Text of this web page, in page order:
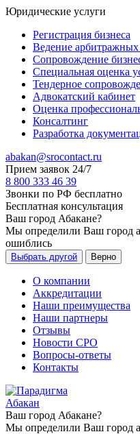
Юридические услуги
Регистрация бизнеса
Ведение арбитражных
Сопровождение
Специальная оценка
Тендерное
Адвокатский кабинет
Оценка
Консалтинг
Разработка
abakan@srocontact.ru
Прием заявок 24/7
8 800 333 46 39
Звонки по РФ бесплатно
Бесплатная консультация
Ваш город Абакане?
Мы определили Ваш город
ошиблись
Выбрать другой Верно
О компании
Аккредитации
Наши преимущества
Наши партнеры
Отзывы
Новости СРО
Вопросы-ответы
Контакты
Абакан
Ваш город Абакане?
Мы определили Ваш город